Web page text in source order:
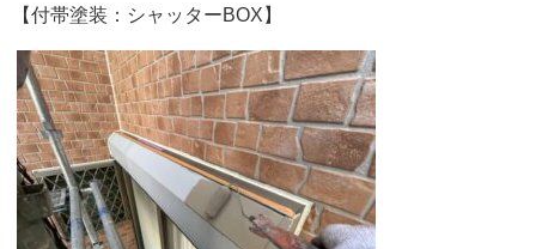
【付帯塗装：シャッターBOX】